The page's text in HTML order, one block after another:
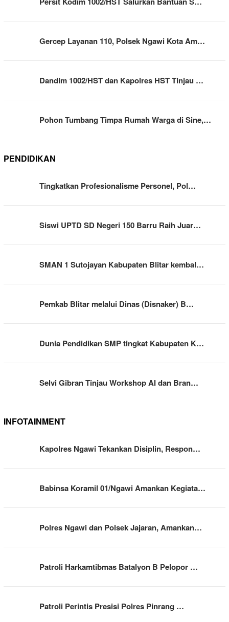
Gercep Layanan 110, Polsek Ngawi Kota Am…
Dandim 1002/HST dan Kapolres HST Tinjau …
Pohon Tumbang Timpa Rumah Warga di Sine,…
PENDIDIKAN
Tingkatkan Profesionalisme Personel, Pol…
Siswi UPTD SD Negeri 150 Barru Raih Juar…
SMAN 1 Sutojayan Kabupaten Blitar kembal…
Pemkab Blitar melalui Dinas (Disnaker) B…
Dunia Pendidikan SMP tingkat Kabupaten K…
Selvi Gibran Tinjau Workshop AI dan Bran…
INFOTAINMENT
Kapolres Ngawi Tekankan Disiplin, Respon…
Babinsa Koramil 01/Ngawi Amankan Kegiata…
Polres Ngawi dan Polsek Jajaran, Amankan…
Patroli Harkamtibmas Batalyon B Pelopor …
Patroli Perintis Presisi Polres Pinrang …